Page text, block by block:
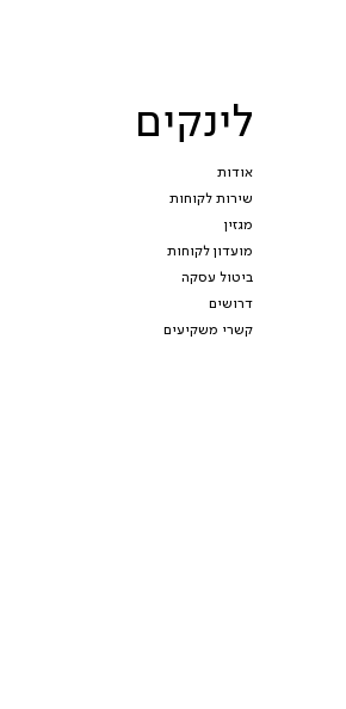
לינקים
אודות
שירות לקוחות
מגזין
מועדון לקוחות
ביטול עסקה
דרושים
קשרי משקיעים